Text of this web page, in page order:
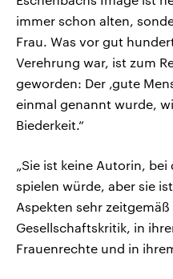
immer schon alten,
Frau. Was vor gut
Verehrung war, ist zum
geworden: Der ‚gute
einmal genannt wurde,
Biederkeit.“
„Sie ist keine Autorin,
spielen würde, aber sie
Aspekten sehr
Gesellschaftskritik, in
Frauenrechte und in